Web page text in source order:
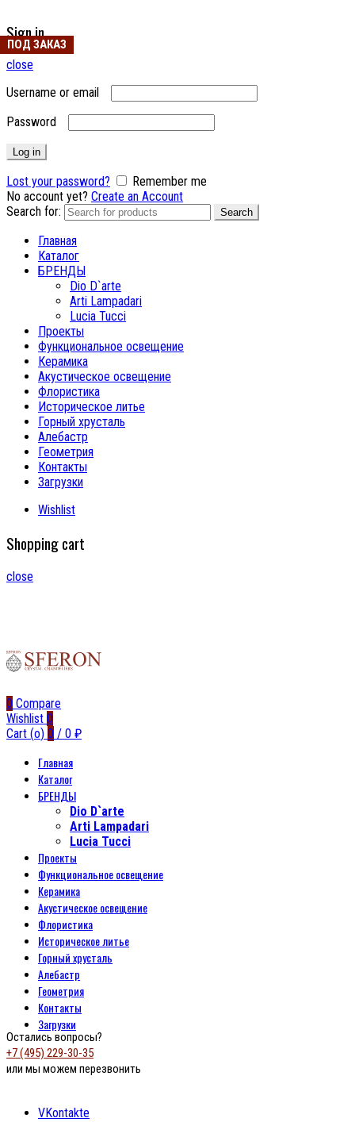
Sign in
close
Username or email
Password
Log in
Lost your password?
Remember me
No account yet? Create an Account
Search for:
Search
Главная
Каталог
БРЕНДЫ
Dio D`arte
Arti Lampadari
Lucia Tucci
Проекты
Функциональное освещение
Керамика
Акустическое освещение
Флористика
Историческое литье
Горный хрусталь
Алебастр
Геометрия
Контакты
Загрузки
Wishlist
Shopping cart
close
0 Compare
Wishlist 0
Cart (o) 0 / 0 ₽
Главная
Каталог
БРЕНДЫ
Dio D`arte
Arti Lampadari
Lucia Tucci
Проекты
Функциональное освещение
Керамика
Акустическое освещение
Флористика
Историческое литье
Горный хрусталь
Алебастр
Геометрия
Контакты
Загрузки
Остались вопросы?
+7 (495) 229-30-35
или мы можем перезвонить
VKontakte
ПОД ЗАКАЗ
ПОД ЗАКАЗ